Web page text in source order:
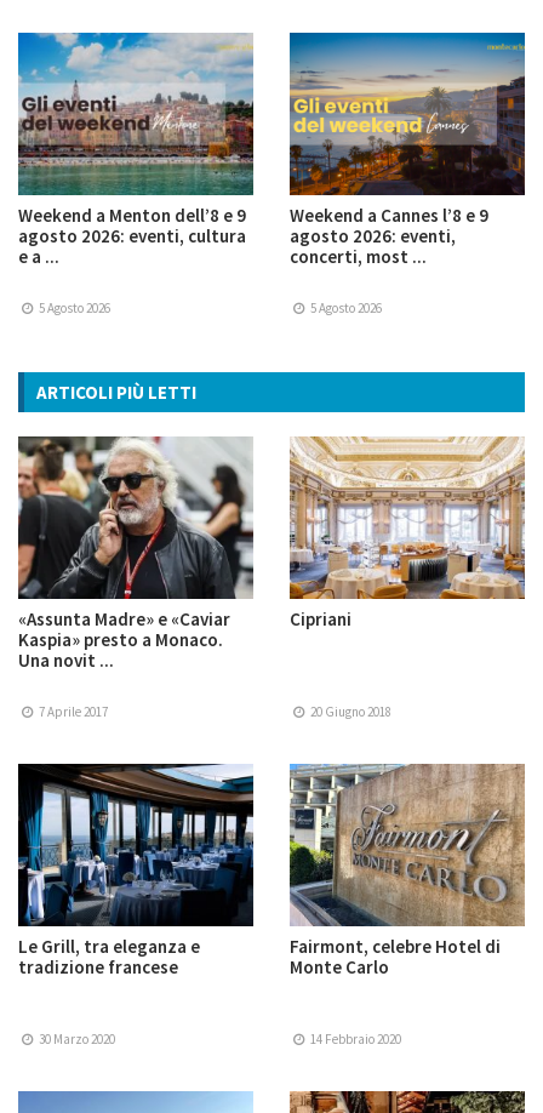
Weekend a Menton dell’8 e 9
agosto 2026: eventi, cultura
e a ...
5 Agosto 2026
Weekend a Cannes l’8 e 9
agosto 2026: eventi,
concerti, most ...
5 Agosto 2026
ARTICOLI PIÙ LETTI
«Assunta Madre» e «Caviar
Kaspia» presto a Monaco.
Una novit ...
7 Aprile 2017
Cipriani
20 Giugno 2018
Le Grill, tra eleganza e
tradizione francese
30 Marzo 2020
Fairmont, celebre Hotel di
Monte Carlo
14 Febbraio 2020